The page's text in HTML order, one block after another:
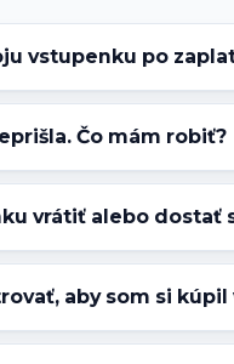
vstupenku po
Čo mám robiť?
vrátiť alebo dostať
aby som si